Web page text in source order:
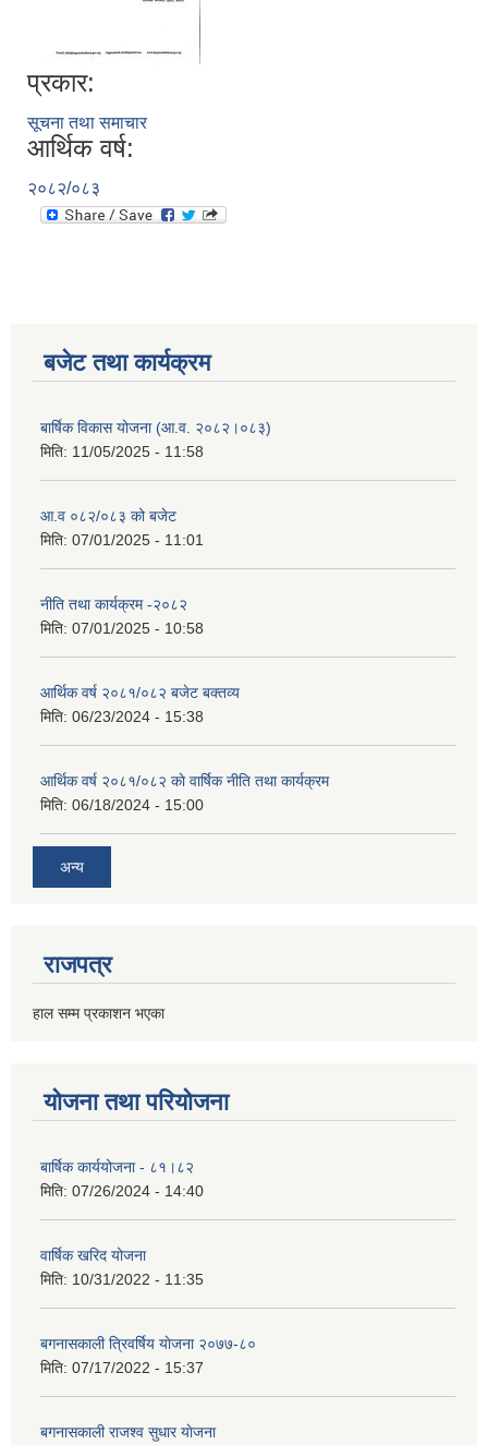
प्रकार:
सूचना तथा समाचार
आर्थिक वर्ष:
२०८२/०८३
बजेट तथा कार्यक्रम
बार्षिक विकास योजना (आ.व. २०८२।०८३)
मिति: 11/05/2025 - 11:58
आ.व ०८२/०८३ को बजेट
मिति: 07/01/2025 - 11:01
नीति तथा कार्यक्रम -२०८२
मिति: 07/01/2025 - 10:58
आर्थिक वर्ष २०८१/०८२ बजेट बक्तव्य
मिति: 06/23/2024 - 15:38
आर्थिक वर्ष २०८१/०८२ काे वार्षिक नीति तथा कार्यक्रम
मिति: 06/18/2024 - 15:00
अन्य
राजपत्र
हाल सम्म प्रकाशन भएका
योजना तथा परियोजना
बार्षिक कार्ययोजना - ८१।८२
मिति: 07/26/2024 - 14:40
वार्षिक खरिद योजना
मिति: 10/31/2022 - 11:35
बगनासकाली त्रिवर्षिय याेजना २०७७-८०
मिति: 07/17/2022 - 15:37
बगनासकाली राजश्व सुधार याेजना